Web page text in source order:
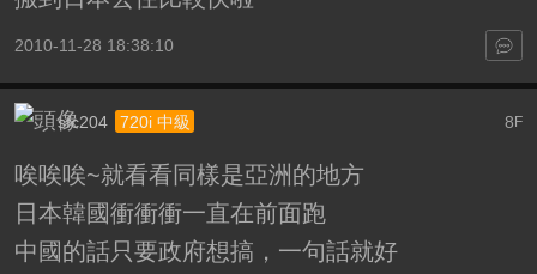
2010-11-28 18:38:10
8 F
sfc204 720i 中級
唉唉唉~就看看同樣是亞洲的地方
日本韓國衝衝衝一直在前面跑
中國的話只要政府想搞，一句話就好